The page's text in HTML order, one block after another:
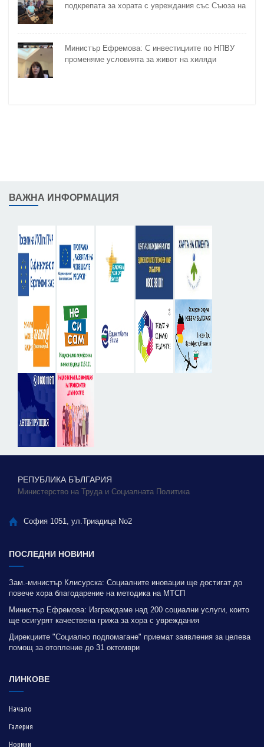
подкрепата за хората с увреждания със Съюза на
Министър Ефремова: С инвестициите по НПВУ
променяме условията за живот на хиляди
ВАЖНА ИНФОРМАЦИЯ
РЕПУБЛИКА БЪЛГАРИЯ
Министерство на Труда и Социалната Политика
София 1051, ул.Триадица No2
ПОСЛЕДНИ НОВИНИ
Зам.-министър Клисурска: Социалните иновации ще достигат до
повече хора благодарение на методика на МТСП
Министър Ефремова: Изграждаме над 200 социални услуги, които
ще осигурят качествена грижа за хора с увреждания
Дирекциите "Социално подпомагане" приемат заявления за целева
помощ за отопление до 31 октомври
ЛИНКОВЕ
Начало
Галерия
Новини